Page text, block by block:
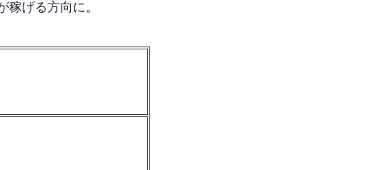
が稼げる方向に。